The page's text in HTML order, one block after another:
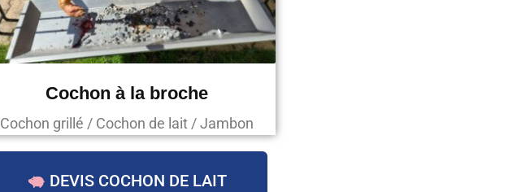
Cochon à la broche
Cochon grillé / Cochon de lait / Jambon
DEVIS COCHON DE LAIT